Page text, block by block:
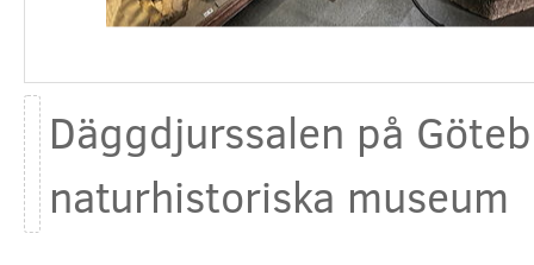
Däggdjurssalen på
naturhistoriska museum